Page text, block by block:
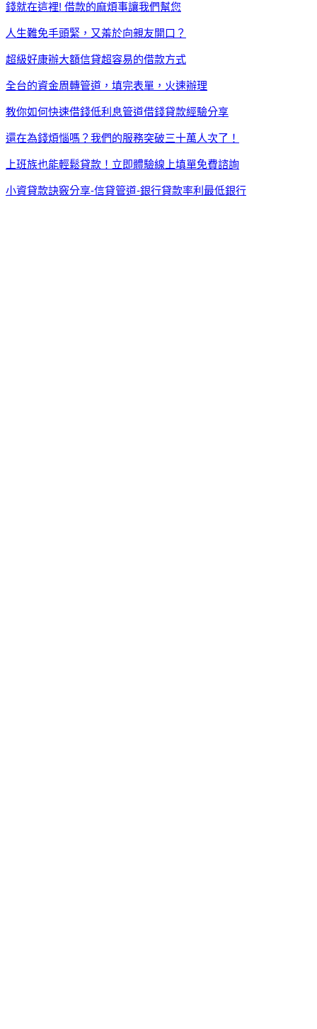
錢就在這裡! 借款的麻煩事讓我們幫您
人生難免手頭緊，又羞於向親友開口？
超級好康辦大額信貸超容易的借款方式
全台的資金周轉管道，填完表單，火速辦理
教你如何快速借錢低利息管道借錢貸款經驗分享
還在為錢煩惱嗎？我們的服務突破三十萬人次了！
上班族也能輕鬆貸款！立即體驗線上填單免費諮詢
小資貸款訣竅分享-信貸管道-銀行貸款率利最低銀行